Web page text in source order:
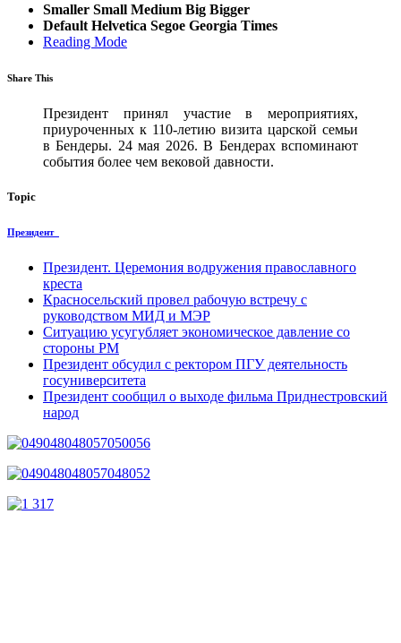
Smaller Small Medium Big Bigger
Default Helvetica Segoe Georgia Times
Reading Mode
Share This
Президент принял участие в мероприятиях,
приуроченных к 110-летию визита царской семьи
в Бендеры. 24 мая 2026. В Бендерах вспоминают
события более чем вековой давности.
Topic
Президент
Президент. Церемония водружения православного
креста
Красносельский провел рабочую встречу с
руководством МИД и МЭР
Ситуацию усугубляет экономическое давление со
стороны РМ
Президент обсудил с ректором ПГУ деятельность
госуниверситета
Президент сообщил о выходе фильма Приднестровский
народ